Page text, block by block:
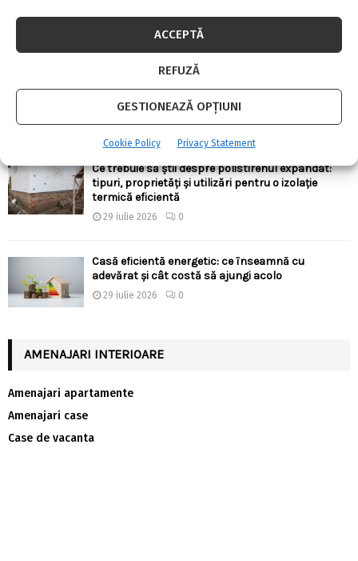
ACCEPTĂ
REFUZĂ
GESTIONEAZĂ OPȚIUNI
Cookie Policy Privacy Statement
Ergonomia în bucătărie: cum alegi înălțimile,
adâncimile și distanțele corecte pentru confort
zilnic
30 iulie 2026 0
Ce trebuie să știi despre polistirenul expandat:
tipuri, proprietăți și utilizări pentru o izolație
termică eficientă
29 iulie 2026 0
Casă eficientă energetic: ce înseamnă cu
adevărat și cât costă să ajungi acolo
29 iulie 2026 0
AMENAJARI INTERIOARE
Amenajari apartamente
Amenajari case
Case de vacanta